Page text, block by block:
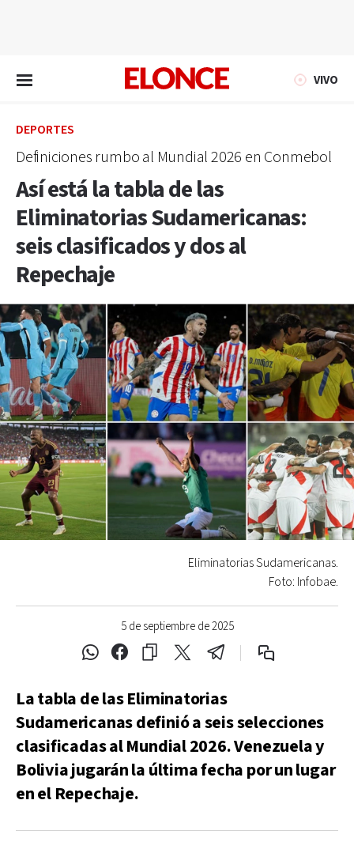
VIVO
DEPORTES
Definiciones rumbo al Mundial 2026 en Conmebol
Así está la tabla de las
Eliminatorias Sudamericanas:
seis clasificados y dos al
Repechaje
5 de septiembre de 2025
Eliminatorias Sudamericanas.
Foto: Infobae.
La tabla de las Eliminatorias
Sudamericanas definió a seis selecciones
clasificadas al Mundial 2026. Venezuela y
Bolivia jugarán la última fecha por un lugar
en el Repechaje.